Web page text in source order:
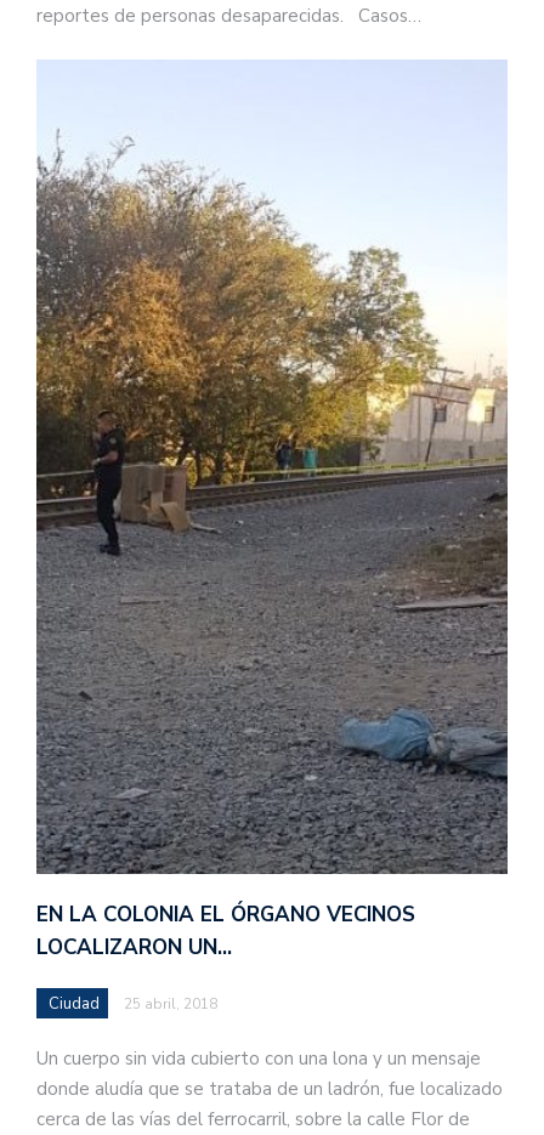
reportes de personas desaparecidas. Casos…
EN LA COLONIA EL ÓRGANO VECINOS
LOCALIZARON UN…
Ciudad 25 abril, 2018
Un cuerpo sin vida cubierto con una lona y un mensaje
donde aludía que se trataba de un ladrón, fue localizado
cerca de las vías del ferrocarril, sobre la calle Flor de